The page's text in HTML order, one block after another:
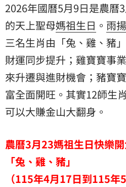
2026年國曆5月9日是農曆
的天上聖母媽祖生日 。 雨
三名生肖由「兔、雞、豬
財運同步提升；雞寶寶事
來升遷與進財機會；豬寶
富全面開旺。其實12師生
可以大賺金山大翻身。
農曆3月23媽祖生日快樂
「兔、雞、豬」
（115年4月17日到115年